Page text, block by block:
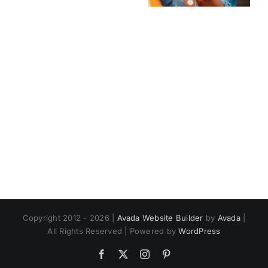
die
Copyright 2012 - 2026 | Avada Website Builder by Avada|
All Rights Reserved | Powered byWordPress
Facebook Instagram